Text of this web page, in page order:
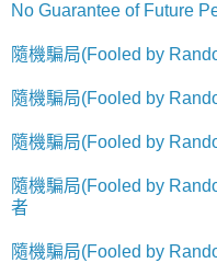
No Guarantee of Future
隨機騙局(Fooled by
隨機騙局(Fooled by
隨機騙局(Fooled by
隨機騙局(Fooled by
者
隨機騙局(Fooled by